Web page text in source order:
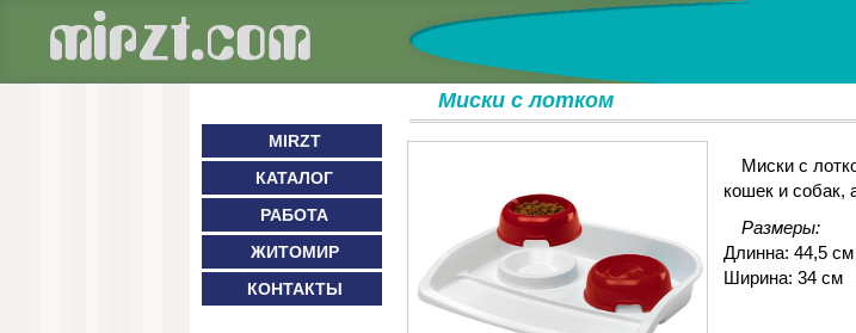
MIRZT
КАТАЛОГ
РАБОТА
ЖИТОМИР
КОНТАКТЫ
Миски с лотком
Миски с
кошек и собак,
Размеры:
Длинна: 44,5 см
Ширина: 34 см